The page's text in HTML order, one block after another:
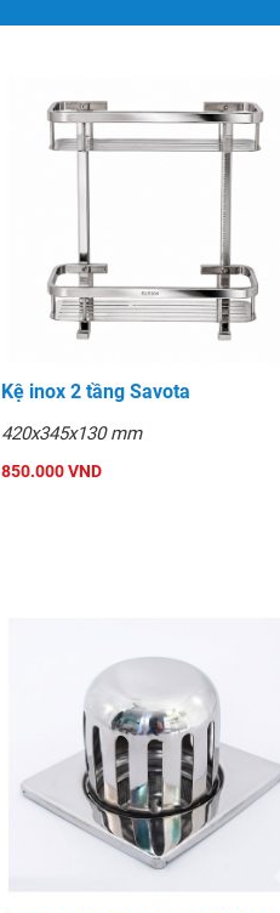
Kệ inox 2 tầng Savota
420x345x130 mm
850.000 VND